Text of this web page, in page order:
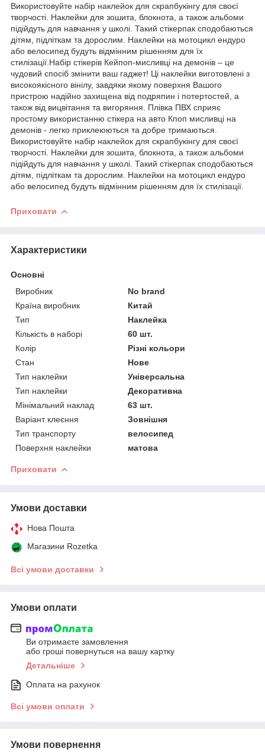
Використовуйте набір наклейок для скрапбукінгу для своєї
творчості. Наклейки для зошита, блокнота, а також альбоми
підійдуть для навчання у школі. Такий стікерпак сподобаються
дітям, підліткам та дорослим. Наклейки на мотоцикл ендуро
або велосипед будуть відмінним рішенням для їх
стилізації.Набір стікерів Кейпоп-мисливці на демонів – це
чудовий спосіб змінити ваш гаджет! Ці наклейки виготовлені з
високоякісного вінілу, завдяки якому поверхня Вашого
пристрою надійно захищена від подряпин і потертостей, а
також від вицвітання та вигоряння. Плівка ПВХ сприяє
простому використанню стікера на авто Кпоп мисливці на
демонів - легко приклеюються та добре тримаються.
Використовуйте набір наклейок для скрапбукінгу для своєї
творчості. Наклейки для зошита, блокнота, а також альбоми
підійдуть для навчання у школі. Такий стікерпак сподобаються
дітям, підліткам та дорослим. Наклейки на мотоцикл ендуро
або велосипед будуть відмінним рішенням для їх стилізації.
Приховати
Характеристики
Основні
Виробник
No brand
Країна виробник
Китай
Тип
Наклейка
Кількість в наборі
60 шт.
Колір
Різні кольори
Стан
Нове
Тип наклейки
Універсальна
Тип наклейки
Декоративна
Мінімальний наклад
63 шт.
Варіант клеєння
Зовнішня
Тип транспорту
велосипед
Поверхня наклейки
матова
Приховати
Умови доставки
Нова Пошта
Магазини Rozetka
Всі умови доставки
Умови оплати
Ви отримаєте замовлення
або гроші повернуться на вашу картку
Детальніше
Оплата на рахунок
Всі умови оплати
Умови повернення